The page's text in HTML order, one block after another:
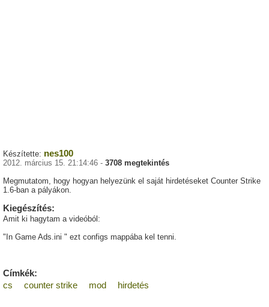
Készítette: nes100
2012. március 15. 21:14:46 - 3708 megtekintés
Megmutatom, hogy hogyan helyezünk el saját hirdetéseket Counter Strike
1.6-ban a pályákon.
Kiegészítés:
Amit ki hagytam a videóból:
"In Game Ads.ini " ezt configs mappába kel tenni.
Címkék:
cs
counter strike mod hirdetés